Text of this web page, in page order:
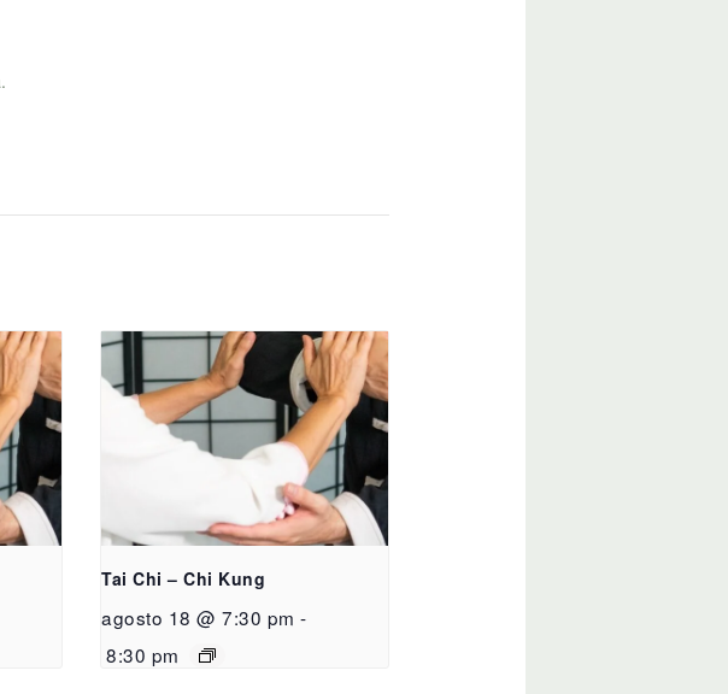
Tai Chi – Chi Kung
agosto 18 @ 7:30 pm -
8:30 pm